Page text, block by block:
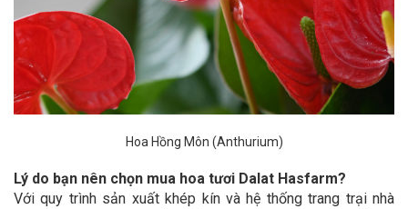
Hoa Hồng Môn (Anthurium)
Lý do bạn nên chọn mua hoa tươi Dalat Hasfarm?
Với quy trình sản xuất khép kín và hệ thống trang trại nhà